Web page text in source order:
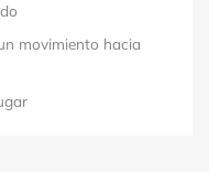
movimiento hacia